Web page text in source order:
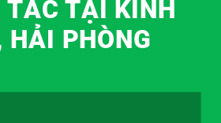
TẮC TẠI KINH
HẢI PHÒNG